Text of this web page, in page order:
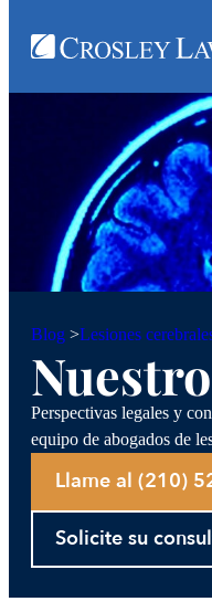
Blog >Lesiones
Perspectivas legales y
equipo de abogados de
Llame al (210)
Solicite su